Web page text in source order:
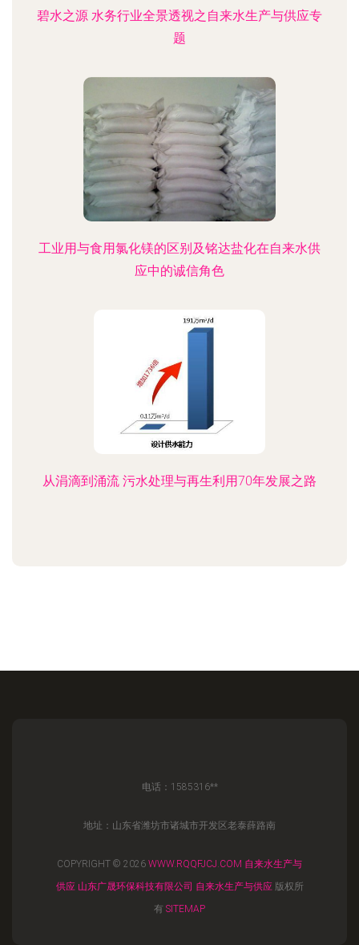
碧水之源 水务行业全景透视之自来水生产与供应专
题
工业用与食用氯化镁的区别及铭达盐化在自来水供
应中的诚信角色
从涓滴到涌流 污水处理与再生利用70年发展之路
电话：1585316**
地址：山东省潍坊市诸城市开发区老泰薛路南
COPYRIGHT © 2026 WWW.RQQFJCJ.COM 自来水生产与
供应 山东广晟环保科技有限公司 自来水生产与供应版权所
有 SITEMAP